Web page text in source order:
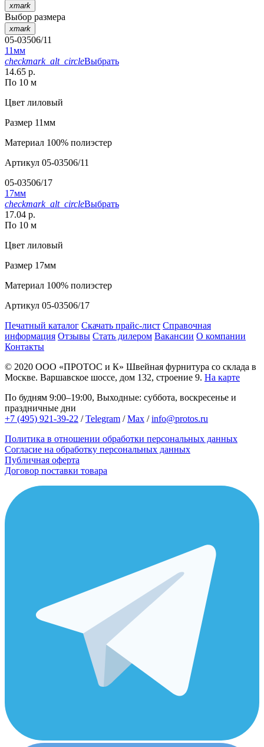
xmark
Выбор размера
xmark
05-03506/11
11мм
checkmark_alt_circleВыбрать
14.65 р.
По 10 м
Цвет лиловый
Размер 11мм
Материал 100% полиэстер
Артикул 05-03506/11
05-03506/17
17мм
checkmark_alt_circleВыбрать
17.04 р.
По 10 м
Цвет лиловый
Размер 17мм
Материал 100% полиэстер
Артикул 05-03506/17
Печатный каталог Скачать прайс-лист Справочная
информация Отзывы Стать дилером Вакансии О компании
Контакты
© 2020 ООО «ПРОТОС и К» Швейная фурнитура со склада в
Москве. Варшавское шоссе, дом 132, строение 9. На карте
По будням 9:00–19:00, Выходные: суббота, воскресенье и
праздничные дни
+7 (495) 921-39-22 /Telegram /Max /info@protos.ru
Политика в отношении обработки персональных данных
Согласие на обработку персональных данных
Публичная оферта
Договор поставки товара